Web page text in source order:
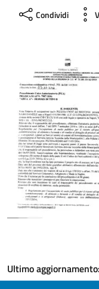
Condividi
Ultimo aggiornamento: